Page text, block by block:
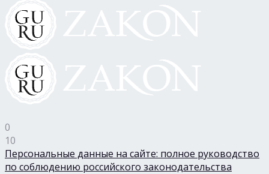
0
10
Персональные данные на сайте: полное руководство
по соблюдению российского законодательства